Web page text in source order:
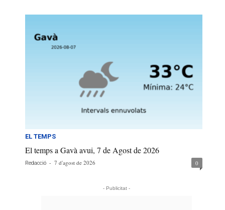
EL TEMPS
El temps a Gavà avui, 7 de Agost de 2026
Redacció - 7 d'agost de 2026 0
- Publicitat -